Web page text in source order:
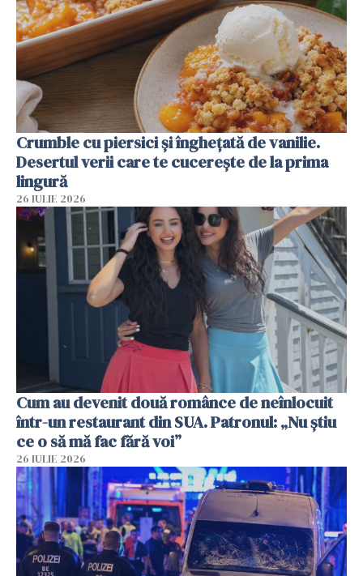
Crumble cu piersici și înghețată de vanilie.
Desertul verii care te cucerește de la prima
lingură
26 IULIE 2026
Cum au devenit două românce de neînlocuit
într-un restaurant din SUA. Patronul: „Nu știu
ce o să mă fac fără voi”
26 IULIE 2026